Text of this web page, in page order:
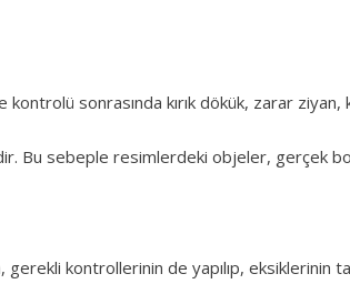
sonrasında kırık dökük, zarar ziyan,
Bu sebeple resimlerdeki objeler, gerçek
gerekli kontrollerinin de yapılıp, eksiklerinin